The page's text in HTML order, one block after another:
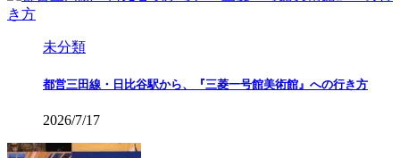
未分類
都営三田線・日比谷駅から、『三菱一号館美術館』への行き方
2026/7/17